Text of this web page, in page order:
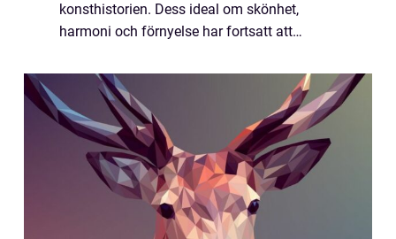
konsthistorien. Dess ideal om skönhet,
harmoni och förnyelse har fortsatt att
hela världen. Denna artikel tar dig med på en
resa genom re...